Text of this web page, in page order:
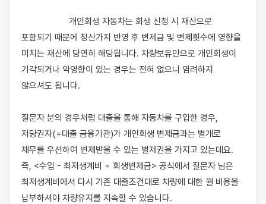
포함되기 때문에 청산가치 반영 후 변제금 및 변제횟수에 영향을
미치는 재산에 당연히 해당됩니다. 차량보유만으로 개인회생이
기각되거나 악영향이 있는 경우는 전혀 없으니 염려하지
않으셔도 됩니다.
질문자 분의 경우처럼 대출을 통해 자동차를 구입한 경우,
저당권자(=대출 금융기관)가 개인회생 변제금과는 별개로
채무를 우선하여 변제받을 수 있는 별제권을 가지고 있는데요.
즉, <수입 - 최저생계비 = 회생변제금> 공식에서 질문자 님은
최저생계비에서 다시 기존 대출조건대로 차량에 대한 월 비용을
납부하셔야 차량유지를 지속할 수 있습니다.